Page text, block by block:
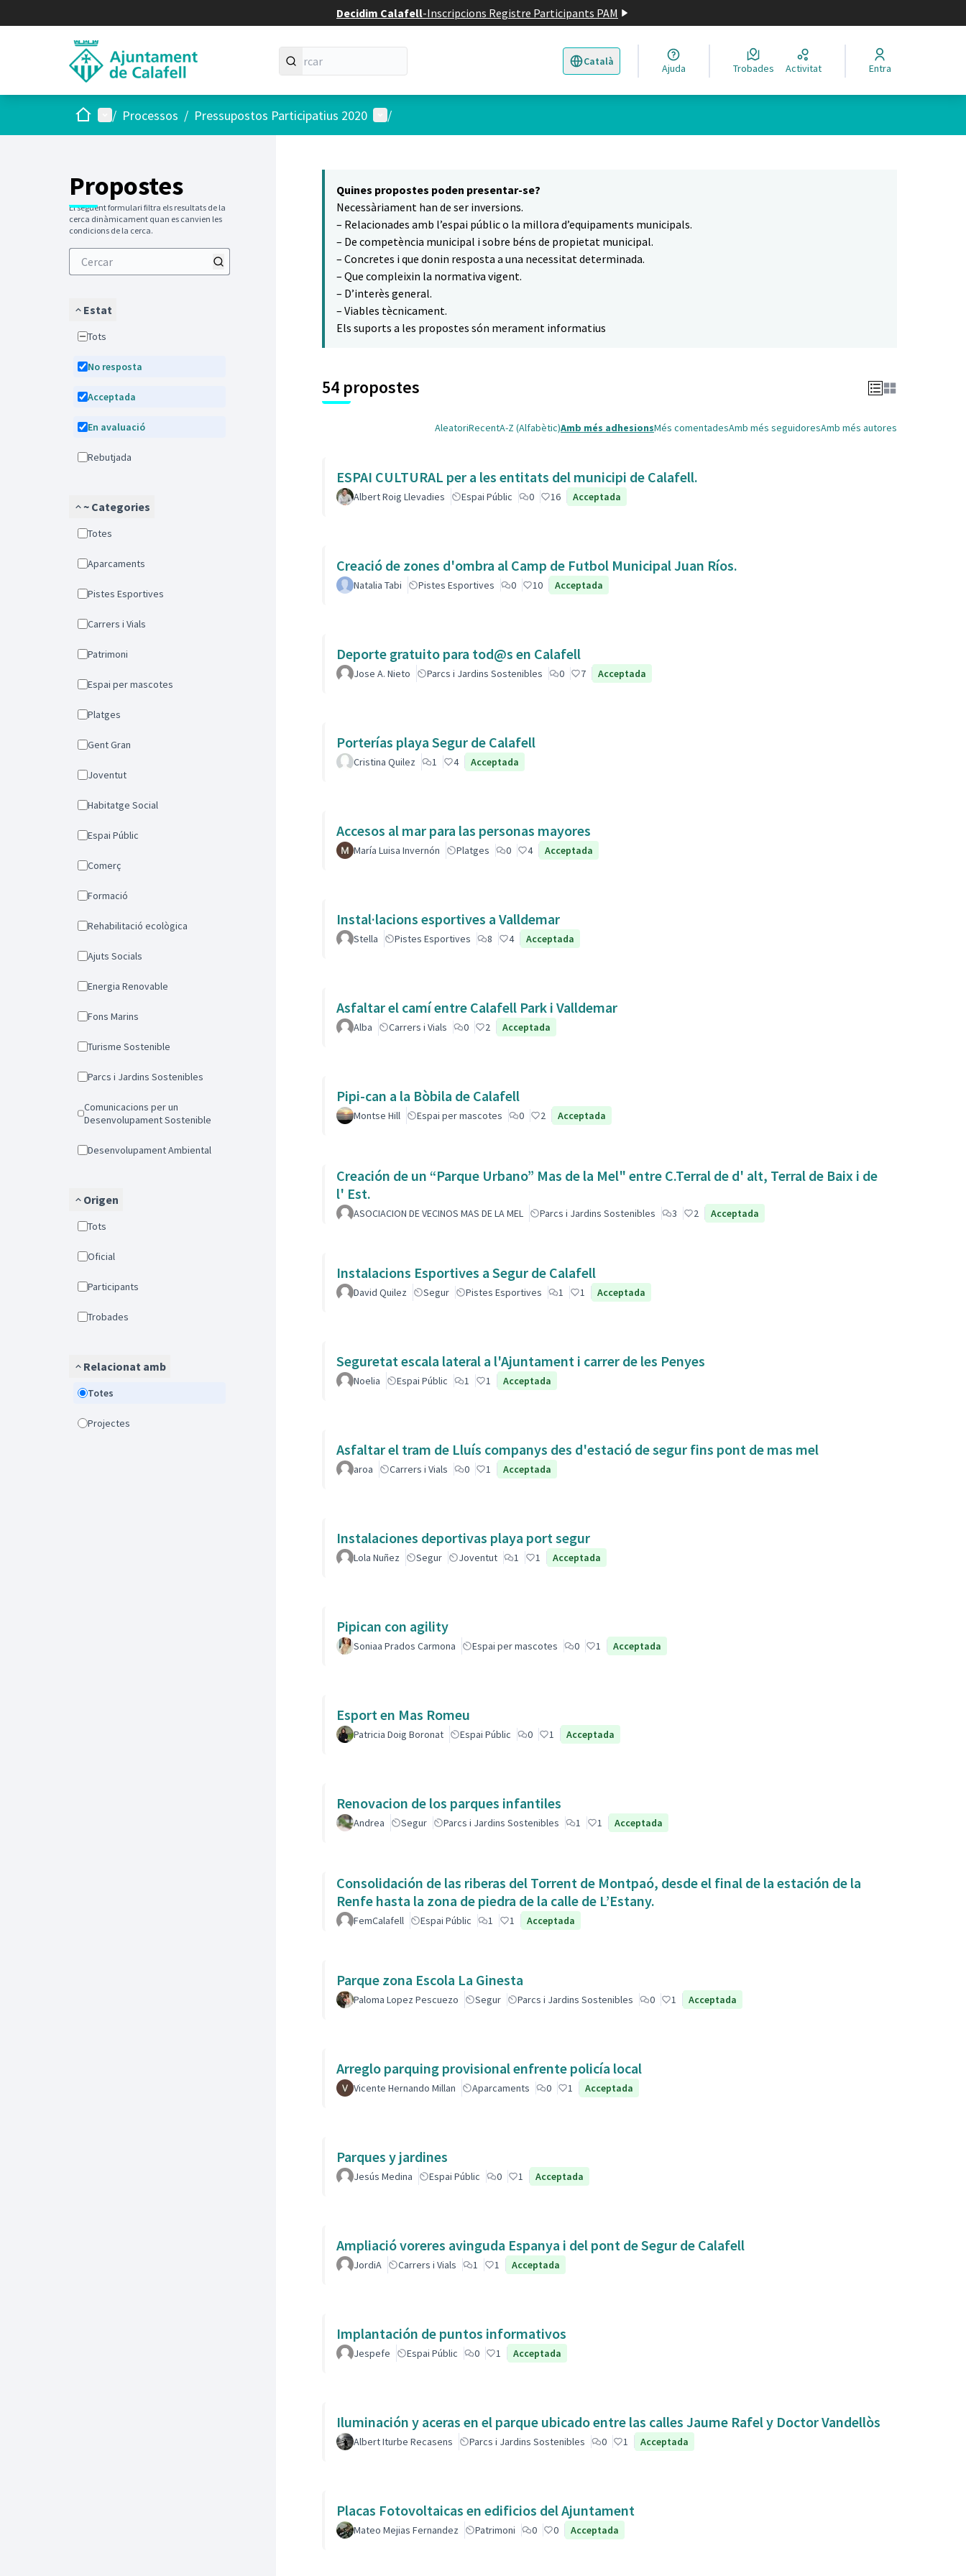
Decidim Calafell-Inscripcions Registre Participants PAM
Català
Triar la llengua Elegir el idioma
Ajuda Trobades Activitat Entra
Inici Menú principal
/ Processos / Pressupostos Participatius 2020 Menú d'usuari
/
Propostes
El següent formulari filtra els resultats de la
cerca dinàmicament quan es canvien les
condicions de la cerca.
Estat
Tots
No resposta
Acceptada
En avaluació
Rebutjada
~ Categories
Totes
Aparcaments
Pistes Esportives
Carrers i Vials
Patrimoni
Espai per mascotes
Platges
Gent Gran
Joventut
Habitatge Social
Espai Públic
Comerç
Formació
Rehabilitació ecològica
Ajuts Socials
Energia Renovable
Fons Marins
Turisme Sostenible
Parcs i Jardins Sostenibles
Comunicacions per un
Desenvolupament Sostenible
Desenvolupament Ambiental
Origen
Tots
Oficial
Participants
Trobades
Relacionat amb
Totes
Projectes
Quines propostes poden presentar-se?
Necessàriament han de ser inversions.
– Relacionades amb l’espai públic o la millora d’equipaments municipals.
– De competència municipal i sobre béns de propietat municipal.
– Concretes i que donin resposta a una necessitat determinada.
– Que compleixin la normativa vigent.
– D’interès general.
– Viables tècnicament.
Els suports a les propostes són merament informatius
54 propostes
AleatoriRecentA-Z (Alfabètic)Amb més adhesionsMés comentadesAmb més seguidoresAmb més autores
ESPAI CULTURAL per a les entitats del municipi de Calafell.
Albert Roig Llevadies Espai Públic 0 16 Acceptada
Creació de zones d'ombra al Camp de Futbol Municipal Juan Ríos.
Natalia Tabi Pistes Esportives 0 10 Acceptada
Deporte gratuito para tod@s en Calafell
Jose A. Nieto Parcs i Jardins Sostenibles 0 7 Acceptada
Porterías playa Segur de Calafell
Cristina Quilez 1 4 Acceptada
Accesos al mar para las personas mayores
María Luisa Invernón Platges 0 4 Acceptada
Instal·lacions esportives a Valldemar
Stella Pistes Esportives 8 4 Acceptada
Asfaltar el camí entre Calafell Park i Valldemar
Alba Carrers i Vials 0 2 Acceptada
Pipi-can a la Bòbila de Calafell
Montse Hill Espai per mascotes 0 2 Acceptada
Creación de un “Parque Urbano” Mas de la Mel" entre C.Terral de d' alt, Terral de Baix i de
l' Est.
ASOCIACION DE VECINOS MAS DE LA MEL Parcs i Jardins Sostenibles 3 2 Acceptada
Instalacions Esportives a Segur de Calafell
David Quilez Segur Pistes Esportives 1 1 Acceptada
Seguretat escala lateral a l'Ajuntament i carrer de les Penyes
Noelia Espai Públic 1 1 Acceptada
Asfaltar el tram de Lluís companys des d'estació de segur fins pont de mas mel
aroa Carrers i Vials 0 1 Acceptada
Instalaciones deportivas playa port segur
Lola Nuñez Segur Joventut 1 1 Acceptada
Pipican con agility
Soniaa Prados Carmona Espai per mascotes 0 1 Acceptada
Esport en Mas Romeu
Patricia Doig Boronat Espai Públic 0 1 Acceptada
Renovacion de los parques infantiles
Andrea Segur Parcs i Jardins Sostenibles 1 1 Acceptada
Consolidación de las riberas del Torrent de Montpaó, desde el final de la estación de la
Renfe hasta la zona de piedra de la calle de L’Estany.
FemCalafell Espai Públic 1 1 Acceptada
Parque zona Escola La Ginesta
Paloma Lopez Pescuezo Segur Parcs i Jardins Sostenibles 0 1 Acceptada
Arreglo parquing provisional enfrente policía local
Vicente Hernando Millan Aparcaments 0 1 Acceptada
Parques y jardines
Jesús Medina Espai Públic 0 1 Acceptada
Ampliació voreres avinguda Espanya i del pont de Segur de Calafell
JordiA Carrers i Vials 1 1 Acceptada
Implantación de puntos informativos
Jespefe Espai Públic 0 1 Acceptada
Iluminación y aceras en el parque ubicado entre las calles Jaume Rafel y Doctor Vandellòs
Albert Iturbe Recasens Parcs i Jardins Sostenibles 0 1 Acceptada
Placas Fotovoltaicas en edificios del Ajuntament
Mateo Mejias Fernandez Patrimoni 0 0 Acceptada